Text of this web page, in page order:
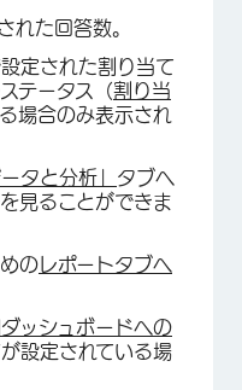
れた回答数。
定された割り当て
テータス（割り当
場合のみ表示され
タと分析」 タブへ
見ることができま
の レポートタブへ
ッシュボードへの
設定されている場